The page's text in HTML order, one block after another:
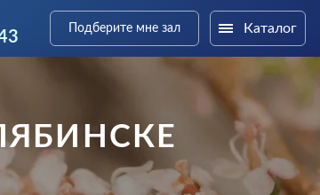
Подберите мне зал Каталог